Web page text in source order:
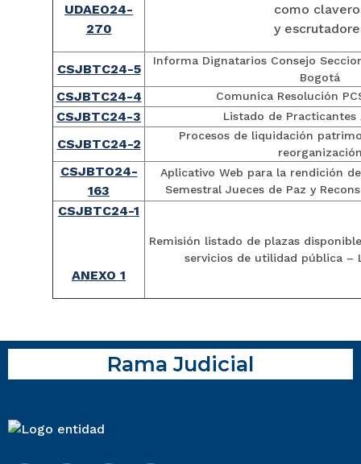
UDAEO24-
270
como
y
CSJBTC24-5
Informa Dignatarios Consejo
Bogotá
CSJBTC24-4 Comunica Resolución
CSJBTC24-3 Listado de Practicantes
CSJBTC24-2
Procesos de liquidación
CSJBTO24-
163
Aplicativo Web para la rendición
Semestral Jueces de Paz y
CSJBTC24-1
ANEXO 1
Remisión listado de plazas
servicios de utilidad pública –
Rama Judicial